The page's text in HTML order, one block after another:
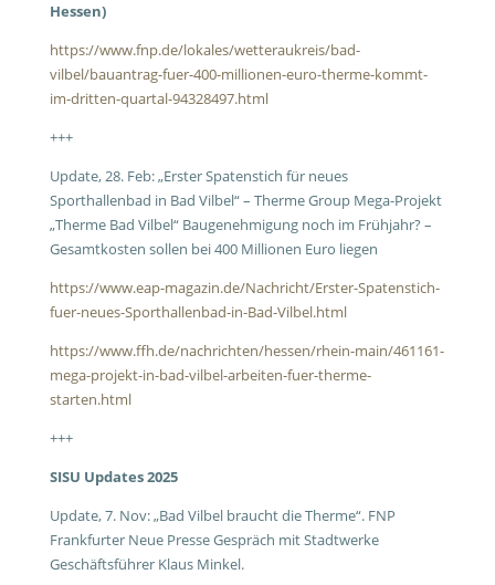
Hessen)
https://www.fnp.de/lokales/wetteraukreis/bad-
vilbel/bauantrag-fuer-400-millionen-euro-therme-kommt-
im-dritten-quartal-94328497.html
+++
Update, 28. Feb: „Erster Spatenstich für neues
Sporthallenbad in Bad Vilbel“ – Therme Group Mega-Projekt
„Therme Bad Vilbel“ Baugenehmigung noch im Frühjahr? –
Gesamtkosten sollen bei 400 Millionen Euro liegen
https://www.eap-magazin.de/Nachricht/Erster-Spatenstich-
fuer-neues-Sporthallenbad-in-Bad-Vilbel.html
https://www.ffh.de/nachrichten/hessen/rhein-main/461161-
mega-projekt-in-bad-vilbel-arbeiten-fuer-therme-
starten.html
+++
SISU Updates 2025
Update, 7. Nov: „Bad Vilbel braucht die Therme“. FNP
Frankfurter Neue Presse Gespräch mit Stadtwerke
Geschäftsführer Klaus Minkel.